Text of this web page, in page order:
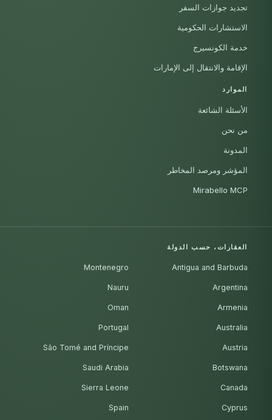
تجديد جوازات السفر
الاستشارات الحكومية
خدمة الكونسيرج
الإقامة والانتقال إلى الإمارات
الموارد
الأسئلة الشائعة
من نحن
المدونة
المؤشر ومرصد المخاطر
Mirabello MCP
العقارات، حسب الدولة
Antigua and Barbuda
Argentina
Armenia
Australia
Austria
Botswana
Canada
Cyprus
Montenegro
Nauru
Oman
Portugal
São Tomé and Príncipe
Saudi Arabia
Sierra Leone
Spain